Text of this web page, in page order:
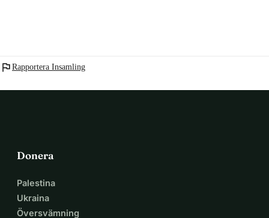
flag Rapportera Insamling
Donera
Palestina
Ukraina
Översvämning